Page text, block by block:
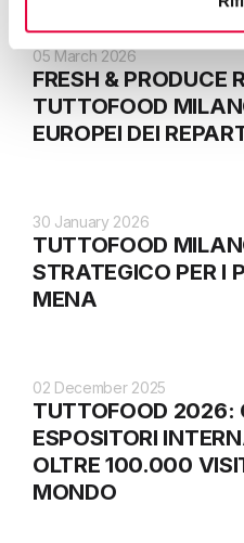
05 March 2026
FRESH & PRODUCE
TUTTOFOOD
EUROPEI DEI
30 January 2026
TUTTOFOOD
STRATEGICO PER I
MENA
02 December 2025
TUTTOFOOD 2026:
ESPOSITORI
OLTRE 100.000
MONDO